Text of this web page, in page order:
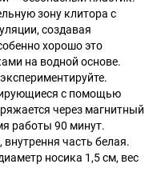
зону клитора с
создавая
хорошо это
на водной основе.
с помощью
через магнитный
работы 90 минут.
часть белая.
носика 1,5 см, вес